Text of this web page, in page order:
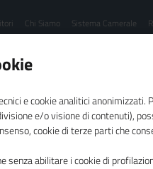
Chi Siamo Sistema Camerale
il sistema camerale
e cookie analitici anonimizzati.
e/o visione di contenuti),
cookie di terze parti che
senza abilitare i cookie di